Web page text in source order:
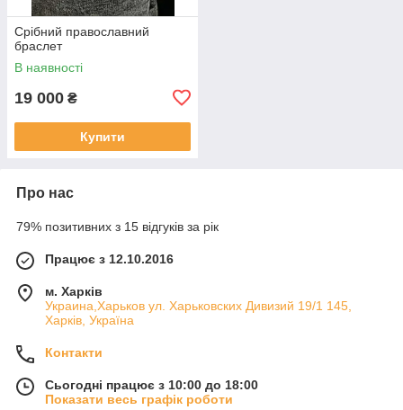
Срібний православний
браслет
В наявності
19 000 ₴
Купити
Про нас
79% позитивних з 15 відгуків за рік
Працює з 12.10.2016
м. Харків
Украина,Харьков ул. Харьковских Дивизий 19/1 145,
Харків, Україна
Контакти
Сьогодні працює з 10:00 до 18:00
Показати весь графік роботи